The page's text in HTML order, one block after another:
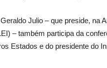
Julio – que preside, na
– também participa da
Estados e do presidente do